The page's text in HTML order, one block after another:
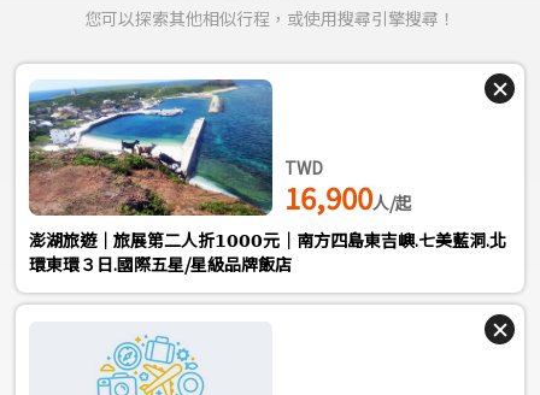
您可以探索其他相似行程，或使用搜尋引擎搜尋！
TWD
16,900人/起
澎湖旅遊｜旅展第二人折𝟭𝟬𝟬𝟬元｜南方四島東吉嶼.七美藍洞.北
環東環３日.國際五星/星級品牌飯店